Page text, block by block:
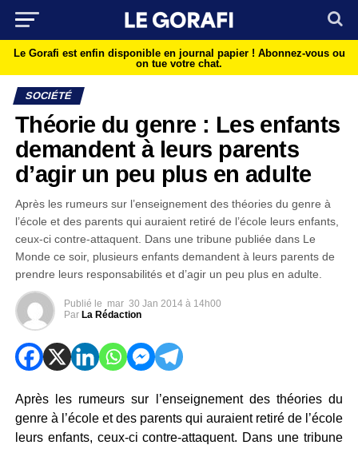
Le Gorafi est enfin disponible en journal papier ! Abonnez-vous ou
on tue votre chat.
SOCIÉTÉ
Théorie du genre : Les enfants
demandent à leurs parents
d’agir un peu plus en adulte
Après les rumeurs sur l’enseignement des théories du genre à
l’école et des parents qui auraient retiré de l’école leurs enfants,
ceux-ci contre-attaquent. Dans une tribune publiée dans Le
Monde ce soir, plusieurs enfants demandent à leurs parents de
prendre leurs responsabilités et d’agir un peu plus en adulte.
Publié le mar 30 Jan 2014 à 14h00
Par La Rédaction
Après les rumeurs sur l’enseignement des théories du
genre à l’école et des parents qui auraient retiré de l’école
leurs enfants, ceux-ci contre-attaquent. Dans une tribune